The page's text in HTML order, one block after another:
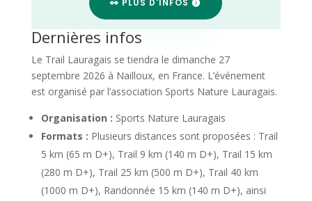
👀 PLUS D'INFOS
Dernières infos
Le Trail Lauragais se tiendra le dimanche 27
septembre 2026 à Nailloux, en France. L’événement
est organisé par l’association Sports Nature Lauragais.
Organisation : Sports Nature Lauragais
Formats : Plusieurs distances sont proposées : Trail
5 km (65 m D+), Trail 9 km (140 m D+), Trail 15 km
(280 m D+), Trail 25 km (500 m D+), Trail 40 km
(1000 m D+), Randonnée 15 km (140 m D+), ainsi